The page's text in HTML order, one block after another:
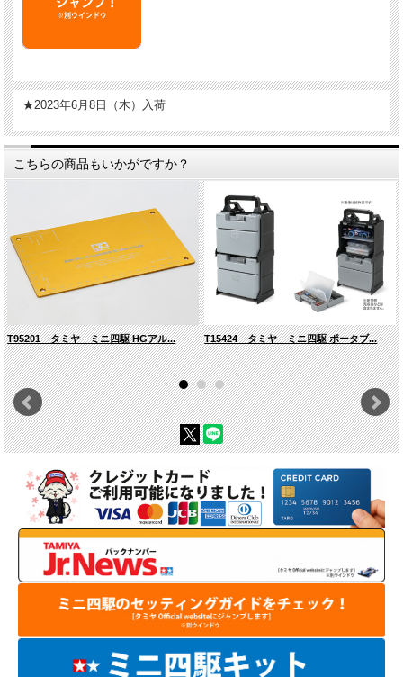
★2023年6月8日（木）入荷
こちらの商品もいかがですか？
T95201 タミヤ ミニ四駆 HGアル... T15424 タミヤ ミニ四駆 ポータブ...